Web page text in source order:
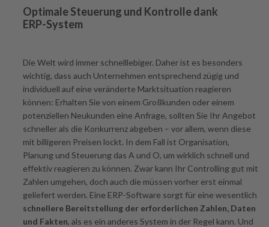
Optimale Steuerung und Kontrolle dank
ERP-System
Die Welt wird immer schnelllebiger. Daher ist es besonders
wichtig, dass auch Unternehmen entsprechend zügig und
individuell auf eine veränderte Marktsituation reagieren
können: Erhalten Sie von einem Großkunden oder einem
potenziellen Neukunden eine Anfrage, sollten Sie Ihr Angebot
schneller als die Konkurrenz abgeben – vor allem, wenn diese
mit billigeren Preisen lockt. In dem Fall ist Organisation,
Planung und Steuerung das A und O, um wirklich schnell und
effektiv reagieren zu können. Zwar kann Ihr Controlling gut mit
Zahlen umgehen, doch auch die müssen vorher erst einmal
geliefert werden. Eine ERP-Software sorgt für eine wesentlich
schnellere Bereitstellung der erforderlichen Zahlen, Daten
und Fakten, als es ein anderes System in der Regel kann. Und